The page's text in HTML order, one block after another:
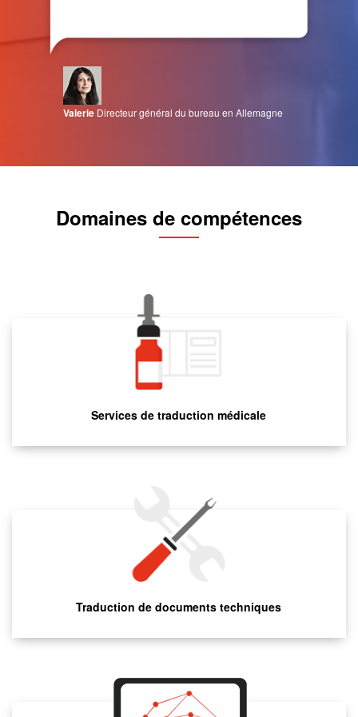
Valerie Directeur général du bureau en Allemagne
Domaines de compétences
Services de traduction médicale
Traduction de documents techniques